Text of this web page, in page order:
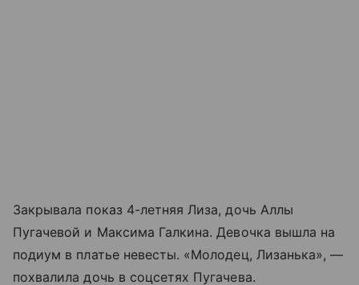
Закрывала показ 4-летняя Лиза, дочь Аллы
Пугачевой и Максима Галкина. Девочка вышла на
подиум в платье невесты. «Молодец, Лизанька», —
похвалила дочь в соцсетях Пугачева.